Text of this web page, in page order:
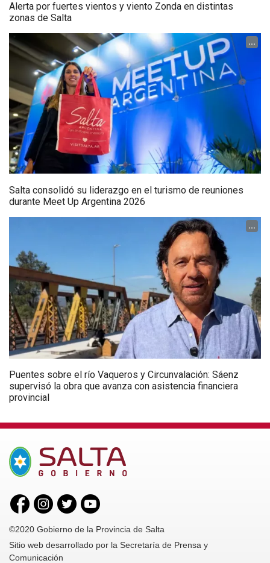
Alerta por fuertes vientos y viento Zonda en distintas
zonas de Salta
...
Salta consolidó su liderazgo en el turismo de reuniones
durante Meet Up Argentina 2026
...
Puentes sobre el río Vaqueros y Circunvalación: Sáenz
supervisó la obra que avanza con asistencia financiera
provincial
©2020 Gobierno de la Provincia de Salta
Sitio web desarrollado por la Secretaría de Prensa y
Comunicación